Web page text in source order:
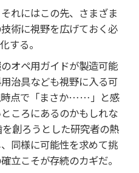
れにはこの先、さまざま
術に視野を広げておく必
する。
オペ用ガイドが製造可能
治具なども視野に入る可
時点で「まさか……」と感
ころにあるのかもしれな
創ろうとした研究者の熱
同様に可能性を求めて挑
立こそが存続のカギだ。